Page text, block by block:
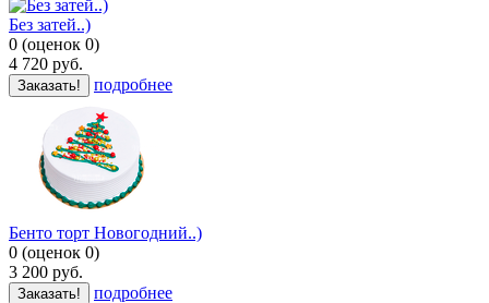
Без затей..)
0 (оценок 0)
4 720 руб.
Заказать! подробнее
Бенто торт Новогодний..)
0 (оценок 0)
3 200 руб.
Заказать!
подробнее